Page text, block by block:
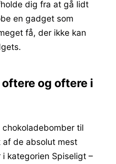
dig fra at gå lidt
en gadget som
få, der ikke kan
og oftere i
til
de absolut mest
kategorien Spiseligt –